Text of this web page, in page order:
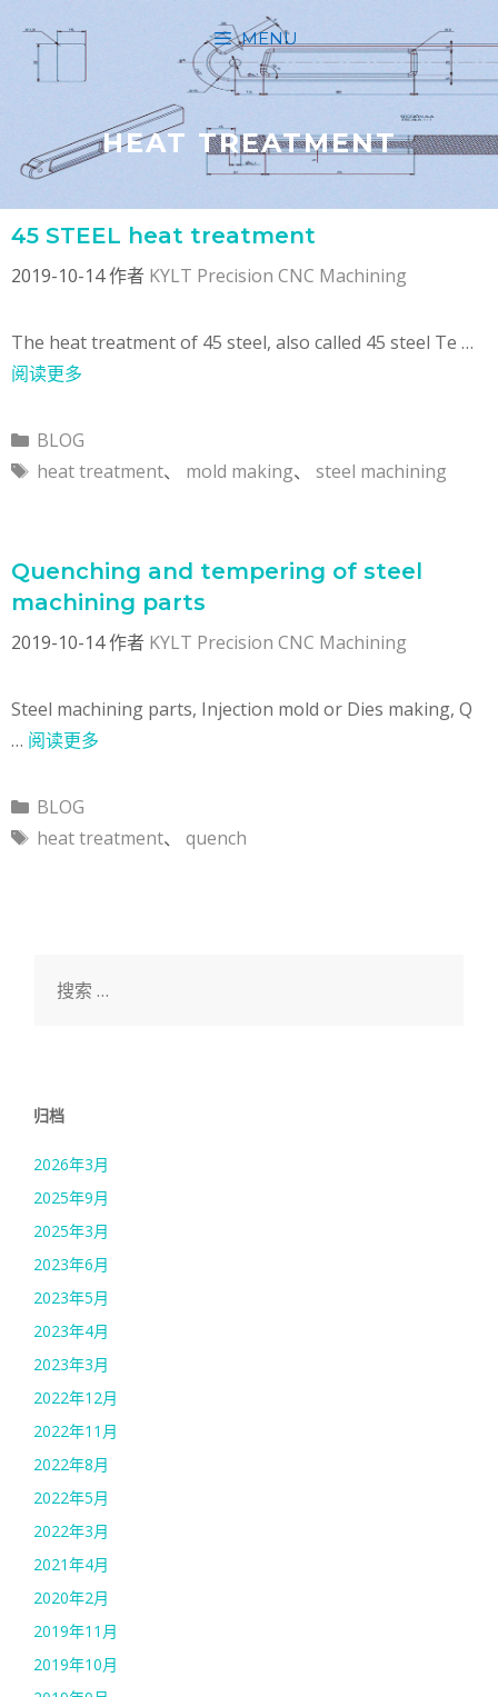
MENU
HEAT TREATMENT
45 STEEL heat treatment
2019-10-14作者 KYLT Precision CNC Machining
The heat treatment of 45 steel, also called 45 steel Te …
阅读更多
分
类
BLOG
标
heat treatment、 mold making、 steel machining
Quenching and tempering of steel
machining parts
2019-10-14作者 KYLT Precision CNC Machining
Steel machining parts, Injection mold or Dies making, Q
… 阅读更多
分
类
BLOG
标
heat treatment、 quench
索：
归档
2026年3月
2025年9月
2025年3月
2023年6月
2023年5月
2023年4月
2023年3月
2022年12月
2022年11月
2022年8月
2022年5月
2022年3月
2021年4月
2020年2月
2019年11月
2019年10月